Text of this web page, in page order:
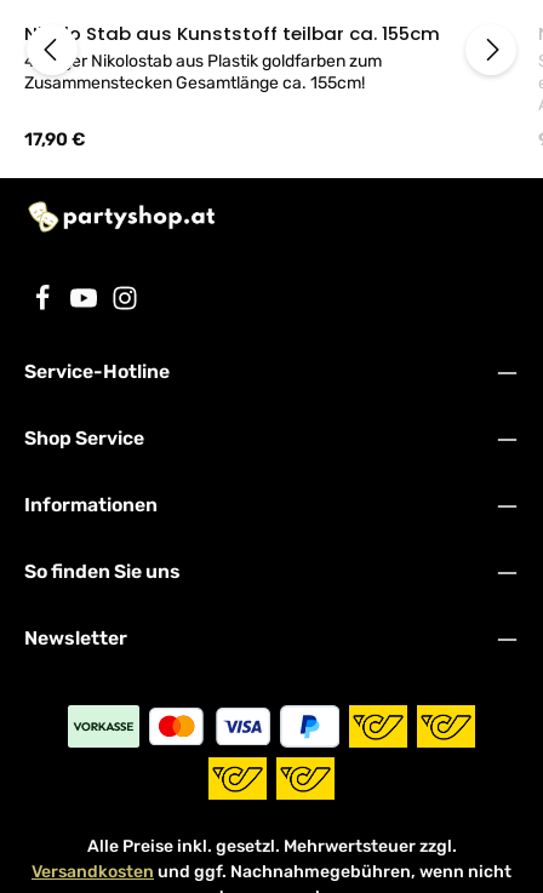
Nikolo Stab aus Kunststoff teilbar ca. 155cm
4teiliger Nikolostab aus Plastik goldfarben zum
Zusammenstecken Gesamtlänge ca. 155cm!
Regulärer Preis:
17,90 €
Service-Hotline
Shop Service
Informationen
So finden Sie uns
Newsletter
Alle Preise inkl. gesetzl. Mehrwertsteuer zzgl.
Versandkosten und ggf. Nachnahmegebühren, wenn nicht